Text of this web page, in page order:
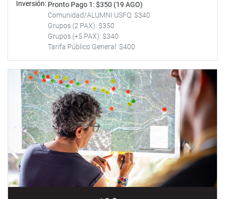
Inversión Pronto Pago 1: $350 (19 AGO)
Comunidad/ALUMNI USFQ: $340
Grupos (2 PAX): $350
Grupos (+5 PAX): $340
Tarifa Público General: $400